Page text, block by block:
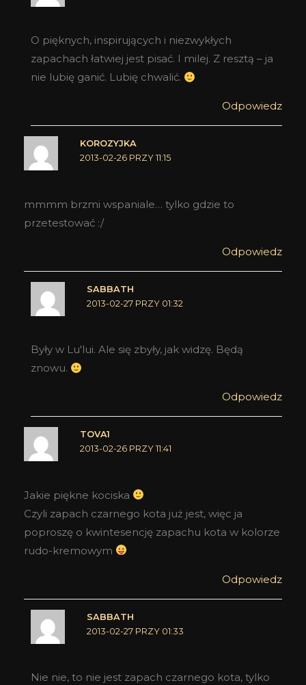
O pięknych, inspirujących i niezwykłych
zapachach łatwiej jest pisać. I milej. Z resztą – ja
nie lubię ganić. Lubię chwalić.
Odpowiedz
KOROZYJKA
2013-02-26 PRZY 11:15
mmmm brzmi wspaniale… tylko gdzie to
przetestować :/
Odpowiedz
SABBATH
2013-02-27 PRZY 01:32
Były w Lu'lui. Ale się zbyły, jak widzę. Będą
znowu.
Odpowiedz
TOVA1
2013-02-26 PRZY 11:41
Jakie piękne kociska
Czyli zapach czarnego kota już jest, więc ja
poproszę o kwintesencję zapachu kota w kolorze
rudo-kremowym
Odpowiedz
SABBATH
2013-02-27 PRZY 01:33
Nie nie, to nie jest zapach czarnego kota, tylko